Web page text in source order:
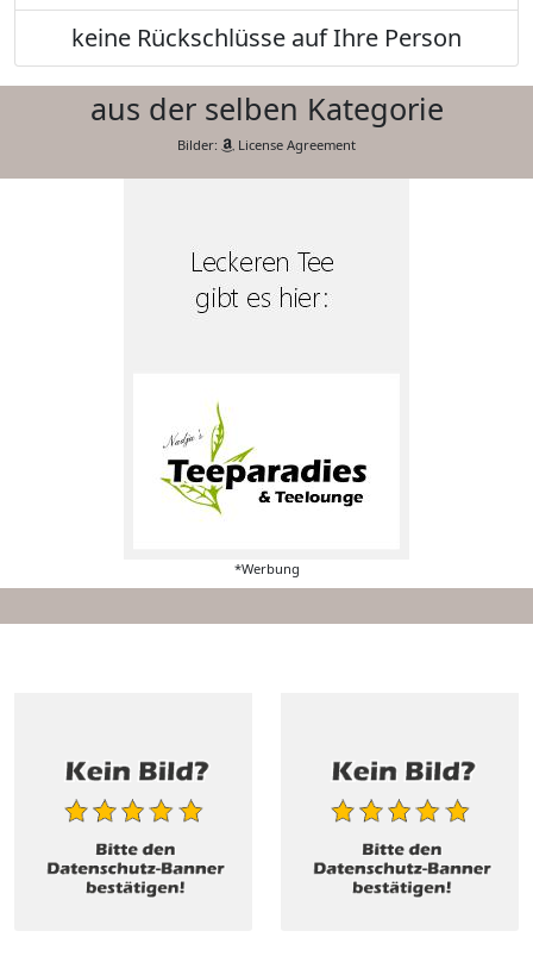
keine Rückschlüsse auf Ihre Person
aus der selben Kategorie
Bilder: License Agreement
*Werbung